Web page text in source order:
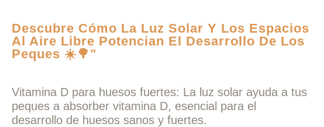
Descubre Cómo La Luz Solar Y Los Espacios
Al Aire Libre Potencian El Desarrollo De Los
Peques ☀️🌳"
Vitamina D para huesos fuertes: La luz solar ayuda a tus
peques a absorber vitamina D, esencial para el
desarrollo de huesos sanos y fuertes.